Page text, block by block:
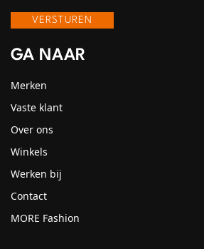
GA NAAR
Merken
Vaste klant
Over ons
Winkels
Werken bij
Contact
MORE Fashion